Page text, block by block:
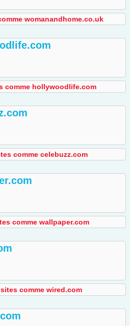
womanandhome.co.uk
comme hollywoodlife.com
comme celebuzz.com
comme wallpaper.com
comme wired.com